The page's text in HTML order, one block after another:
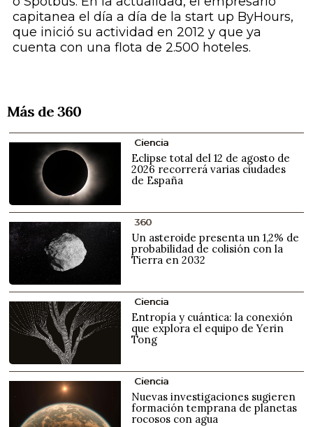
capitanea el día a día de la start up ByHours,
que inició su actividad en 2012 y que ya
cuenta con una flota de 2.500 hoteles.
Más de 360
Ciencia
Eclipse total del 12 de agosto de
2026 recorrerá varias ciudades
de España
360
Un asteroide presenta un 1,2% de
probabilidad de colisión con la
Tierra en 2032
Ciencia
Entropía y cuántica: la conexión
que explora el equipo de Yerin
Tong
Ciencia
Nuevas investigaciones sugieren
formación temprana de planetas
rocosos con agua